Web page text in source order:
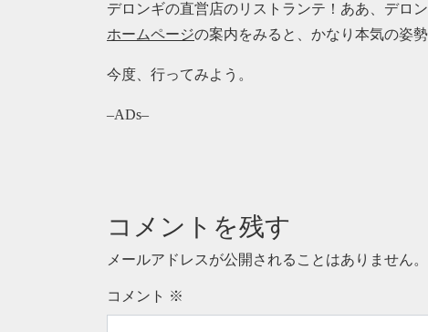
デロンギの直営店のリストランテ！ああ、デロ
ホームページの案内をみると、かなり本気の姿
今度、行ってみよう。
–ADs–
コメントを残す
メールアドレスが公開されることはありません。
コメント ※